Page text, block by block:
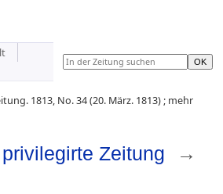
1813, No. 34 (20. März. 1813) ; mehr
Zeitung
→